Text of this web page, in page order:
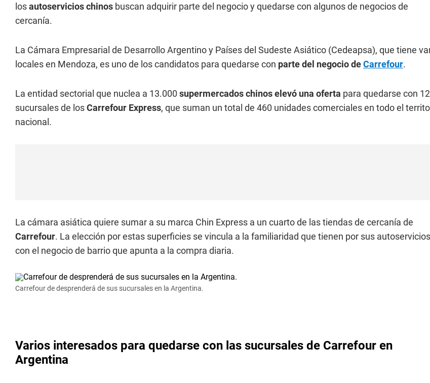
losautoservicios chinos buscan adquirir parte del negocio y quedarse con algunos de negocios de
cercanía.
La Cámara Empresarial de Desarrollo Argentino y Países del Sudeste Asiático (Cedeapsa), que tiene
locales en Mendoza, es uno de los candidatos para quedarse con parte del negocio deCarrefour.
La entidad sectorial que nuclea a 13.000 supermercados chinos elevó una oferta para quedarse con
sucursales de losCarrefour Express, que suman un total de 460 unidades comerciales en todo el
nacional.
La cámara asiática quiere sumar a su marca Chin Express a un cuarto de las tiendas de cercanía de
Carrefour. La elección por estas superficies se vincula a la familiaridad que tienen por sus autoservicios
con el negocio de barrio que apunta a la compra diaria.
Carrefour de desprenderá de sus sucursales en la Argentina.
Varios interesados para quedarse con las sucursales de Carrefour en
Argentina